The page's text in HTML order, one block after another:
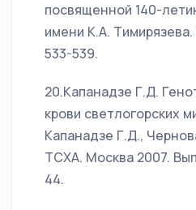
посвященной 140-
имени К.А.
533-539.
20.Капанадзе Г.Д.
крови светлогорских
Капанадзе Г.Д.,
ТСХА. Москва 2007.
44.